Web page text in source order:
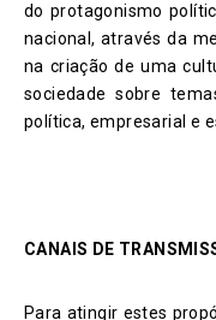
do protagonismo
nacional, através da
na criação de uma
sociedade sobre
política, empresarial e
CANAIS DE
Para atingir estes